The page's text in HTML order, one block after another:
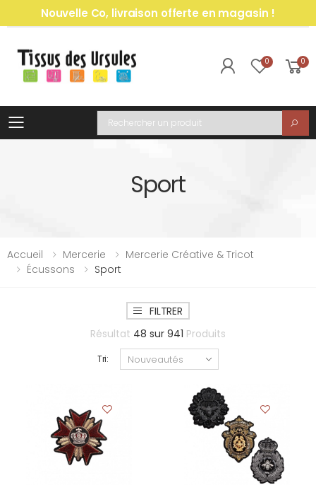
Nouvelle Co, livraison offerte en magasin !
0 0
Toggle mobile menu
Recherche
Sport
Accueil Mercerie
Mercerie Créative & Tricot
Écussons
Sport
FILTRER
Résultat 48 sur 941 Produits
Tri: